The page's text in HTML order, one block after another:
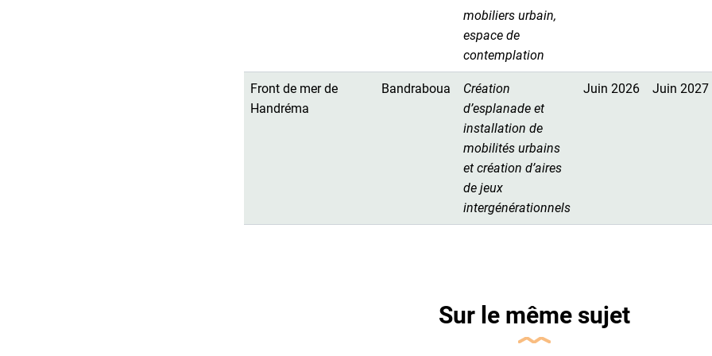
mobiliers urbain,
espace de
contemplation
Front de mer de
Handréma
Bandraboua
Création
d’esplanade et
installation de
mobilités urbains
et création d’aires
de jeux
intergénérationnels
Juin 2026 Juin 2027
Sur le même sujet